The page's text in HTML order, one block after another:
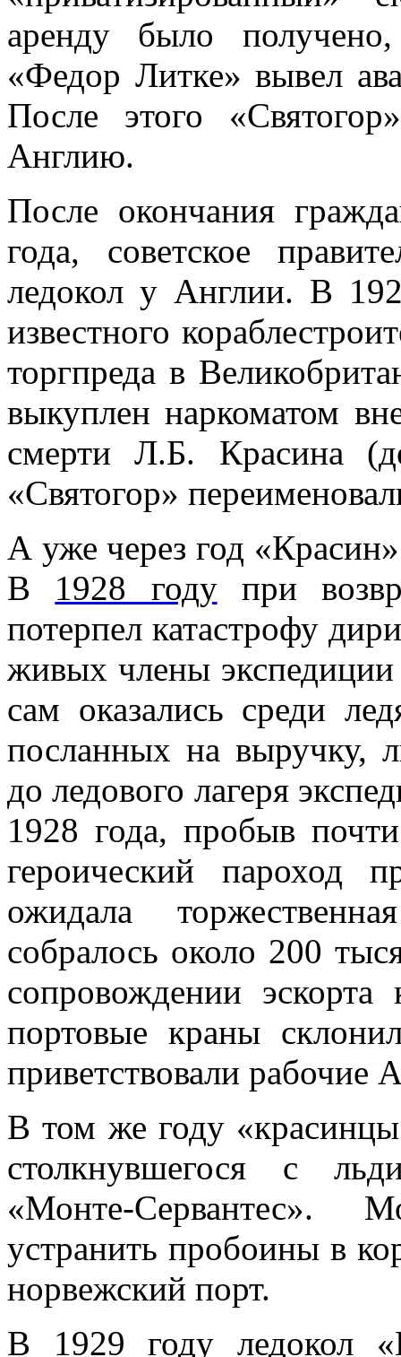
аренду было
«Федор Литке» вывел
После этого
Англию.
После окончания
года, советское
ледокол у Англии. В
известного
торгпреда в
выкуплен наркоматом
смерти Л.Б. Красина
«Святогор»
А уже через год
В 1928 годупри
потерпел катастрофу
живых члены экспедиции
сам оказались среди
посланных на выручку,
до ледового лагеря
1928 года, пробыв
героический пароход
ожидала
собралось около 200
сопровождении
портовые краны
приветствовали рабочие
В том же году
столкнувшегося с
«Монте-Сервантес».
устранить пробоины в
норвежский порт.
В 1929 году ледокол